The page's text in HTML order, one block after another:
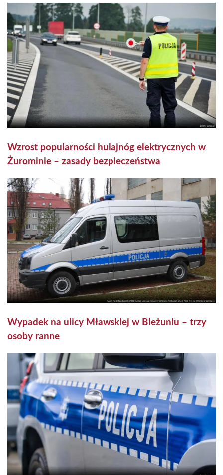
Wzrost popularności hulajnóg elektrycznych w
Żurominie – zasady bezpieczeństwa
Wypadek na ulicy Mławskiej w Bieżuniu – trzy
osoby ranne